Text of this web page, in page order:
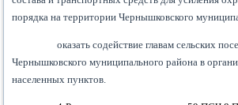
порядка на территории Чернышковского
оказать содействие главам сельских
Чернышковского муниципального района в
населенных пунктов.